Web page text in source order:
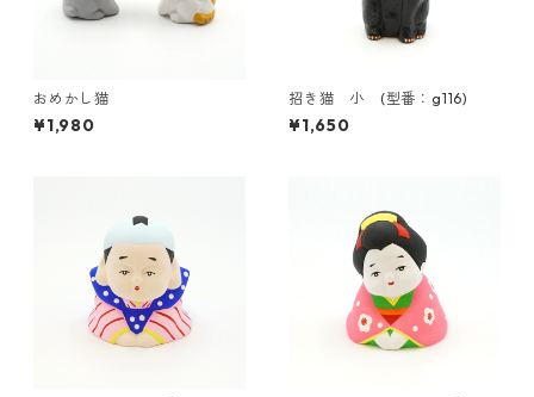
おめかし猫
¥1,980
招き猫 小 (型番：g116)
¥1,650